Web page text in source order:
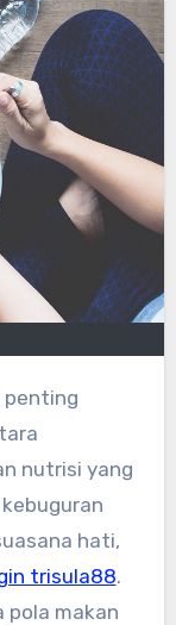
nutrisi yang
hati,
trisula88.
pola makan